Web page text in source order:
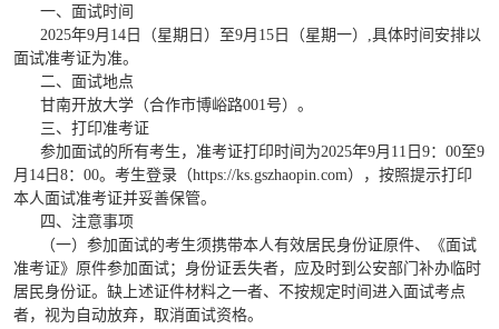
一、面试时间
2025年9月14日（星期日）至9月15日（星期一）,具体时间安排以
面试准考证为准。
二、面试地点
甘南开放大学（合作市博峪路001号）。
三、打印准考证
参加面试的所有考生，准考证打印时间为2025年9月11日9：00至9
月14日8：00。考生登录（https://ks.gszhaopin.com），按照提示打印
本人面试准考证并妥善保管。
四、注意事项
（一）参加面试的考生须携带本人有效居民身份证原件、《面试
准考证》原件参加面试；身份证丢失者，应及时到公安部门补办临时
居民身份证。缺上述证件材料之一者、不按规定时间进入面试考点
者，视为自动放弃，取消面试资格。